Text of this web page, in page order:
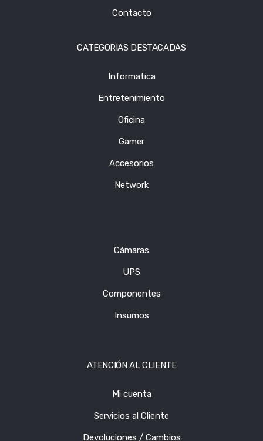
Contacto
CATEGORIAS DESTACADAS
Informatica
Entretenimiento
Oficina
Gamer
Accesorios
Network
Cámaras
UPS
Componentes
Insumos
ATENCIÓN AL CLIENTE
Mi cuenta
Servicios al Cliente
Devoluciones / Cambios